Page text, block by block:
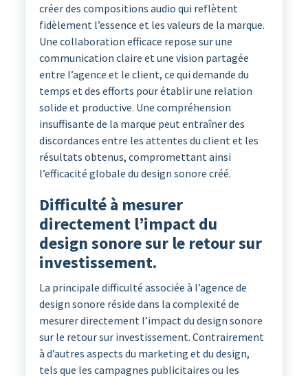
créer des compositions audio qui reflètent
fidèlement l’essence et les valeurs de la marque.
Une collaboration efficace repose sur une
communication claire et une vision partagée
entre l’agence et le client, ce qui demande du
temps et des efforts pour établir une relation
solide et productive. Une compréhension
insuffisante de la marque peut entraîner des
discordances entre les attentes du client et les
résultats obtenus, compromettant ainsi
l’efficacité globale du design sonore créé.
Difficulté à mesurer
directement l’impact du
design sonore sur le retour sur
investissement.
La principale difficulté associée à l’agence de
design sonore réside dans la complexité de
mesurer directement l’impact du design sonore
sur le retour sur investissement. Contrairement
à d’autres aspects du marketing et du design,
tels que les campagnes publicitaires ou les